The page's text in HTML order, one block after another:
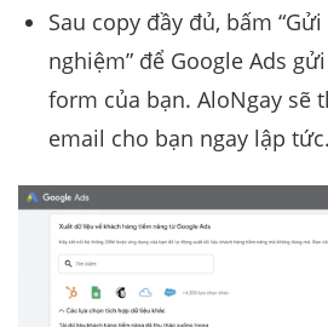
Sau copy đầy đủ, bấm
nghiệm” để Google Ads
form của bạn. AloNgay sẽ
email cho bạn ngay lập tức.